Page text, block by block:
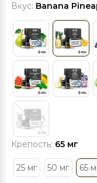
Вкус: Banana
Крепость: 65 мг
25 мг 50 мг 65